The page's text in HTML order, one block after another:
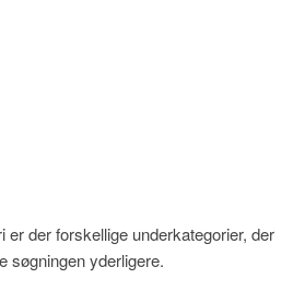
er der forskellige underkategorier, der
søgningen yderligere.